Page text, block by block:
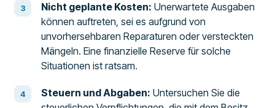
Nicht geplante Kosten: Unerwartete Ausgaben
können auftreten, sei es aufgrund von
unvorhersehbaren Reparaturen oder versteckten
Mängeln. Eine finanzielle Reserve für solche
Situationen ist ratsam.
Steuern und Abgaben: Untersuchen Sie die